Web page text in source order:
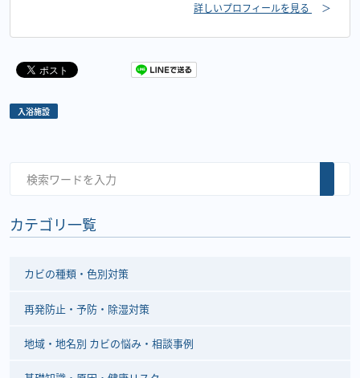
詳しいプロフィールを見る ＞
入浴施設
カテゴリ一覧
カビの種類・色別対策
再発防止・予防・除湿対策
地域・地名別 カビの悩み・相談事例